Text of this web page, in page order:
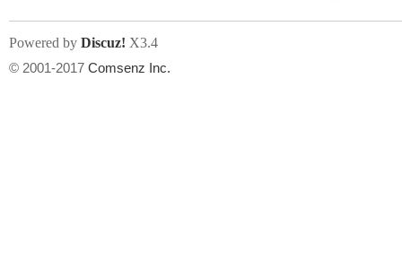
Powered by Discuz! X3.4
© 2001-2017 Comsenz Inc.